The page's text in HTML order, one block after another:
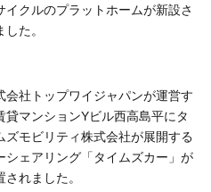
イクルのプラットホームが新設さ
した。
会社トップワイジャパンが運営す
貸マンションYビル西高島平にタ
ズモビリティ株式会社が展開する
シェアリング「タイムズカー」が
されました。